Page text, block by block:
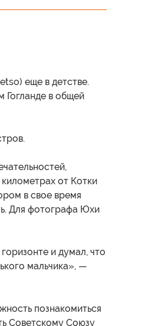
еще в детстве.
Гогланде в общей
от Котки
в свое время
Для фотографа Юхи
и думал, что
мальчика», —
познакомиться
Советскому Союзу